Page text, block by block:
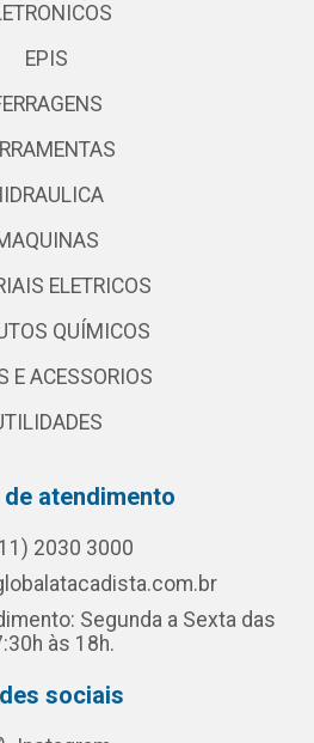
EPIS
ELETRICOS
QUÍMICOS
E ACESSORIOS
atendimento
2030 3000
Segunda a Sexta das
às 18h.
sociais